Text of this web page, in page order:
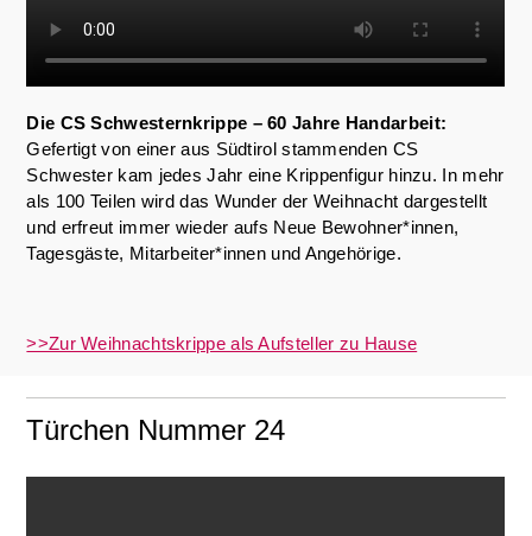
Die CS Schwesternkrippe – 60 Jahre Handarbeit:
Gefertigt von einer aus Südtirol stammenden CS
Schwester kam jedes Jahr eine Krippenfigur hinzu. In mehr
als 100 Teilen wird das Wunder der Weihnacht dargestellt
und erfreut immer wieder aufs Neue Bewohner*innen,
Tagesgäste, Mitarbeiter*innen und Angehörige.
>>Zur Weihnachtskrippe als Aufsteller zu Hause
Türchen Nummer 24